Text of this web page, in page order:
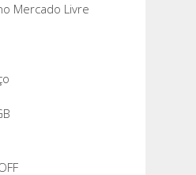
Mercado Livre